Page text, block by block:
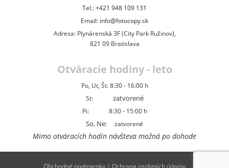
Tel.: +421 948 109 131
Email: info@fotocopy.sk
Adresa: Plynárenská 3F (City Park Ružinov),
821 09 Bratislava
Otváracie hodiny - leto
Po, Ut, Št: 8:30 - 16:00 h
St: zatvorené
Pi: 8:30 - 15:00 h
So, Ne: zatvorené
Mimo otváracích hodín návšteva možná po dohode
Obchodné podmienky | Ochrana osobných údajov